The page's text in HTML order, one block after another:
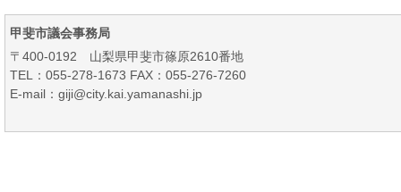
甲斐市議会事務局
〒400-0192 山梨県甲斐市篠原2610番地
TEL：055-278-1673 FAX：055-276-7260
E-mail：giji@city.kai.yamanashi.jp